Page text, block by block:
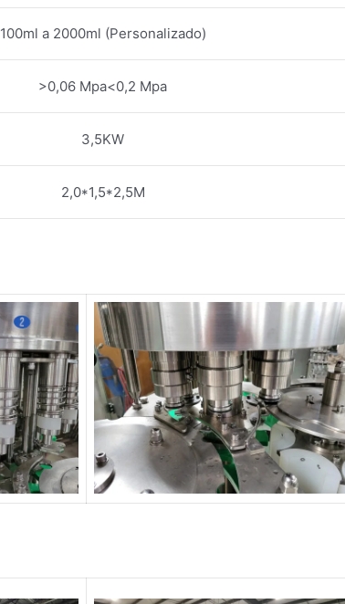
100ml a 2000ml (Personalizado)
>0,06 Mpa<0,2 Mpa
3,5KW
2,0*1,5*2,5M